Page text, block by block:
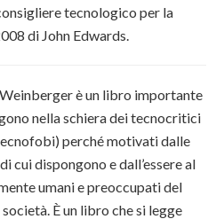
tecnologico per la
di John Edwards.
è un libro importante
nella schiera dei tecnocritici
perché motivati dalle
cui dispongono e dall’essere al
umani e preoccupati del
È un libro che si legge